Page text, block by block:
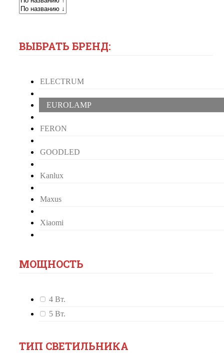
ВЫБРАТЬ БРЕНД:
ELECTRUM
EUROLAMP
FERON
GOODLED
Kanlux
Maxus
Xiaomi
МОЩНОСТЬ
4 Вт.
5 Вт.
ТИП СВЕТИЛЬНИКА